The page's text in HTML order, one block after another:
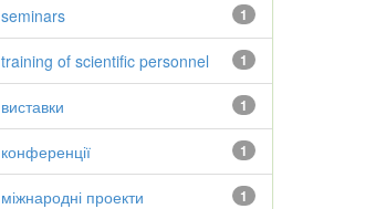
1
seminars
1
training of scientific personnel
1
виставки
1
конференції
1
міжнародні проекти